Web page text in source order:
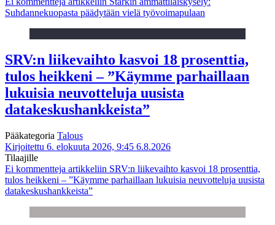
Suhdannekuopasta päädytään vielä työvoimapulaan
SRV:n liikevaihto kasvoi 18 prosenttia,
tulos heikkeni – ”Käymme parhaillaan
lukuisia neuvotteluja uusista
datakeskushankkeista”
Pääkategoria Talous
Kirjoitettu 6. elokuuta 2026, 9:45 6.8.2026
Tilaajille
Ei kommentteja artikkeliin SRV:n liikevaihto kasvoi 18 prosenttia,
tulos heikkeni – ”Käymme parhaillaan lukuisia neuvotteluja uusista
datakeskushankkeista”